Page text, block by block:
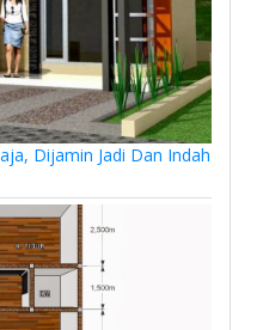
Dijamin Jadi Dan Indah